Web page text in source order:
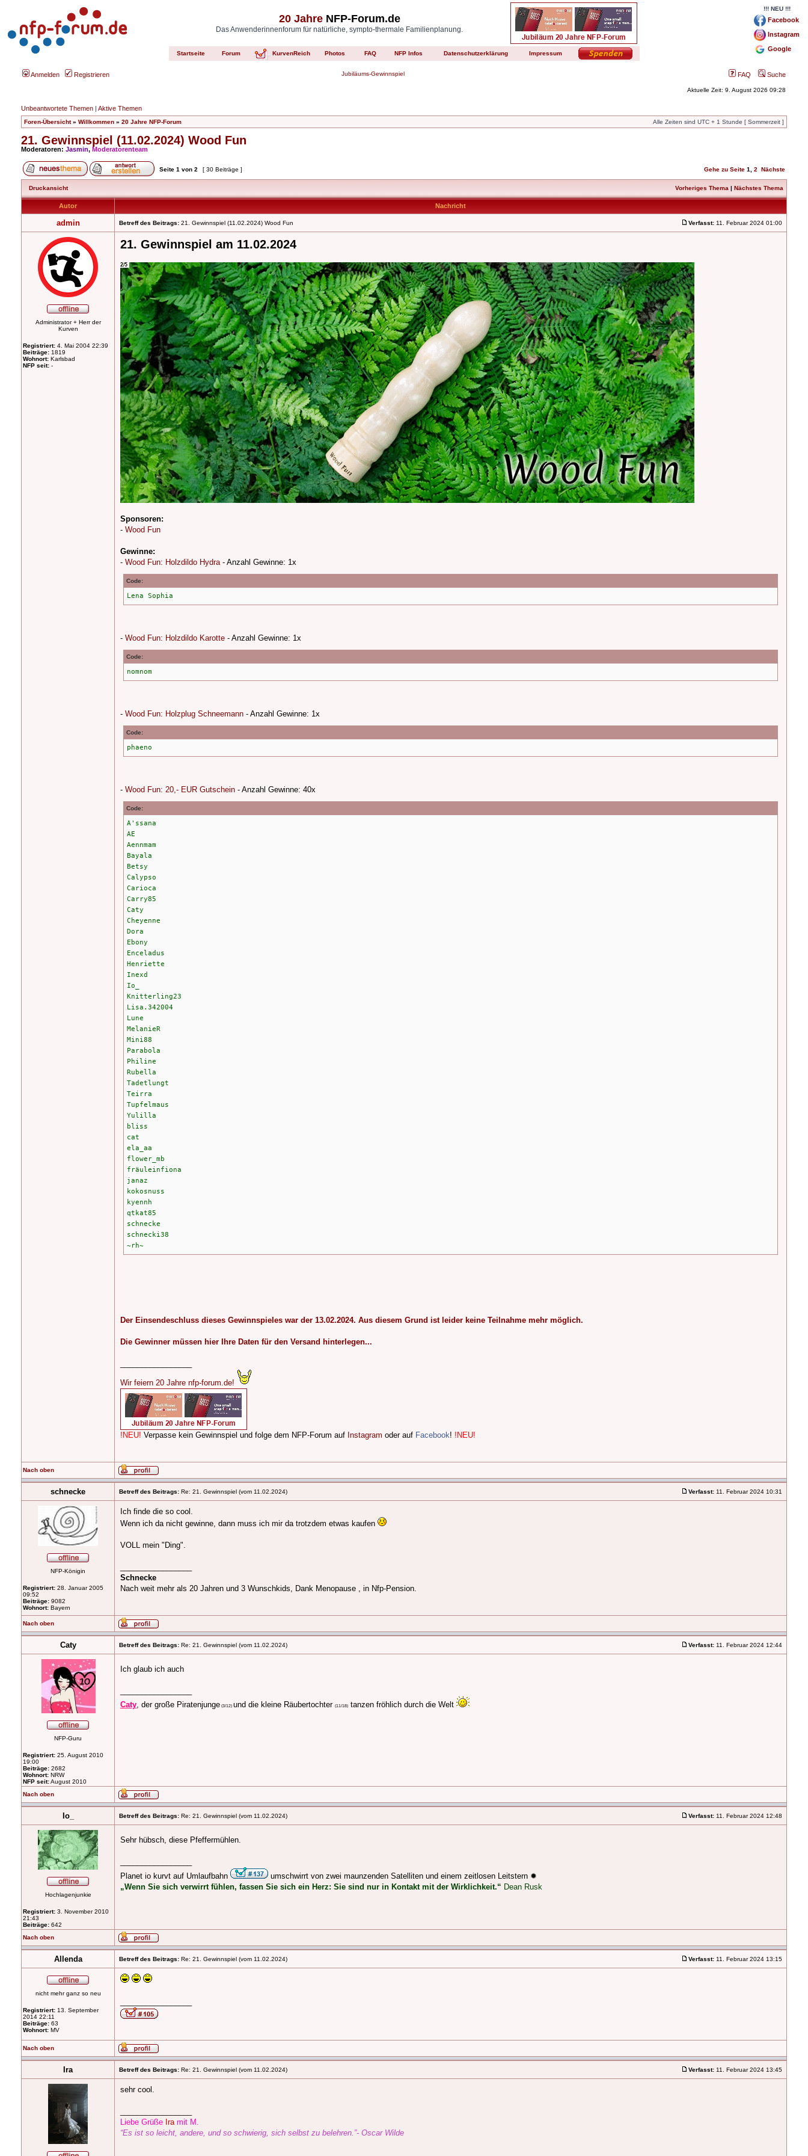
20 JahreNFP-Forum.de
Das Anwenderinnenforum für natürliche, sympto-thermale Familienplanung.
Startseite Forum KurvenReich Photos FAQ NFP Infos Datenschutzerklärung Impressum
!!! NEU !!!
Facebook
Instagram
Google
Anmelden Registrieren Jubiläums-Gewinnspiel FAQ Suche
Aktuelle Zeit: 9. August 2026 09:28
Unbeantwortete Themen | Aktive Themen
Foren-Übersicht» Willkommen » 20 Jahre NFP-Forum Alle Zeiten sind UTC + 1 Stunde [ Sommerzeit ]
21. Gewinnspiel (11.02.2024) Wood Fun
Moderatoren: Jasmin, Moderatorenteam
Seite 1 von 2 [ 30 Beiträge ] Gehe zu Seite 1 2 Nächste
Druckansicht Vorheriges Thema | Nächstes Thema
Autor Nachricht
admin Betreff des Beitrags: 21. Gewinnspiel (11.02.2024) Wood Fun Verfasst: 11. Februar 2024 01:00
Administrator + Herr der
Kurven
Registriert: 4. Mai 2004 22:39
Beiträge: 1819
Wohnort: Karlsbad
NFP seit: -
21. Gewinnspiel am 11.02.2024
Sponsoren:
- Wood Fun
Gewinne:
- Wood Fun: Holzdildo Hydra- Anzahl Gewinne: 1x
Code:
Lena Sophia
- Wood Fun: Holzdildo Karotte - Anzahl Gewinne: 1x
Code:
nomnom
- Wood Fun: Holzplug Schneemann - Anzahl Gewinne: 1x
Code:
phaeno
- Wood Fun: 20,- EUR Gutschein - Anzahl Gewinne: 40x
Code:
A'ssana
AE
Aennmam
Bayala
Betsy
Calypso
Carioca
Carry85
Caty
Cheyenne
Dora
Ebony
Enceladus
Henriette
Inexd
Io_
Knitterling23
Lisa.342004
Lune
MelanieR
Mini88
Parabola
Philine
Rubella
Tadetlungt
Teirra
Tupfelmaus
Yulilla
bliss
cat
ela_aa
flower_mb
fräuleinfiona
janaz
kokosnuss
kyennh
qtkat85
schnecke
schnecki38
~rh~
Der Einsendeschluss dieses Gewinnspieles war der 13.02.2024. Aus diesem Grund ist leider keine Teilnahme mehr möglich.
Die Gewinner müssen hier Ihre Daten für den Versand hinterlegen...
Wir feiern 20 Jahre nfp-forum.de!
!NEU! Verpasse kein Gewinnspiel und folge dem NFP-Forum auf Instagram oder auf Facebook! !NEU!
Nach oben
schnecke Betreff des Beitrags: Re: 21. Gewinnspiel (vom 11.02.2024) Verfasst: 11. Februar 2024 10:31
NFP-Königin
Registriert: 28. Januar 2005
09:52
Beiträge: 9082
Wohnort: Bayern
Ich finde die so cool.
Wenn ich da nicht gewinne, dann muss ich mir da trotzdem etwas kaufen
VOLL mein "Ding".
Schnecke
Nach weit mehr als 20 Jahren und 3 Wunschkids, Dank Menopause , in Nfp-Pension.
Nach oben
Caty Betreff des Beitrags: Re: 21. Gewinnspiel (vom 11.02.2024) Verfasst: 11. Februar 2024 12:44
NFP-Guru
Registriert: 25. August 2010
19:00
Beiträge: 2682
Wohnort: NRW
NFP seit:August 2010
Ich glaub ich auch
Caty, der große Piratenjunge (3/12) und die kleine Räubertochter (11/18) tanzen fröhlich durch die Welt
Nach oben
Io_ Betreff des Beitrags: Re: 21. Gewinnspiel (vom 11.02.2024) Verfasst: 11. Februar 2024 12:48
Hochlagenjunkie
Registriert: 3. November 2010
21:43
Beiträge: 642
Sehr hübsch, diese Pfeffermühlen.
Planet io kurvt auf Umlaufbahn
umschwirrt von zwei maunzenden Satelliten und einem zeitlosen Leitstern ✹
„Wenn Sie sich verwirrt fühlen, fassen Sie sich ein Herz: Sie sind nur in Kontakt mit der Wirklichkeit.“ Dean Rusk
Nach oben
Allenda Betreff des Beitrags: Re: 21. Gewinnspiel (vom 11.02.2024) Verfasst: 11. Februar 2024 13:15
nicht mehr ganz so neu
Registriert: 13. September
2014 22:11
Beiträge: 63
Wohnort: MV
Nach oben
Ira Betreff des Beitrags: Re: 21. Gewinnspiel (vom 11.02.2024) Verfasst: 11. Februar 2024 13:45
sehr cool.
Liebe Grüße Iramit M.
“Es ist so leicht, andere, und so schwierig, sich selbst zu belehren.”- Oscar Wilde